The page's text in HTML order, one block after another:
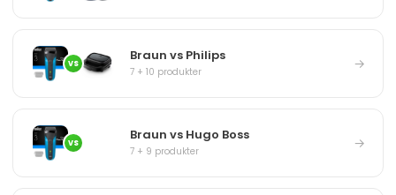
VS Braun vs Philips
7 + 10 produkter →
VS Braun vs Hugo Boss
7 + 9 produkter →